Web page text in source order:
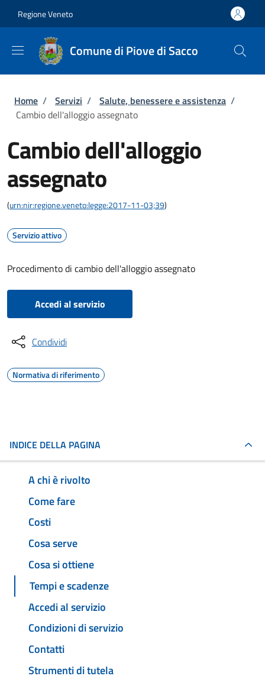
Regione Veneto
Comune di Piove di Sacco
Briciole di pane
Home / Servizi / Salute, benessere e assistenza /
Cambio dell'alloggio assegnato
Cambio dell'alloggio
assegnato
(urn:nir:regione.veneto:legge:2017-11-03;39)
Servizio attivo
Procedimento di cambio dell'alloggio assegnato
Accedi al servizio
Condividi
Normativa di riferimento
INDICE DELLA PAGINA
A chi è rivolto
Come fare
Costi
Cosa serve
Cosa si ottiene
Tempi e scadenze
Accedi al servizio
Condizioni di servizio
Contatti
Strumenti di tutela